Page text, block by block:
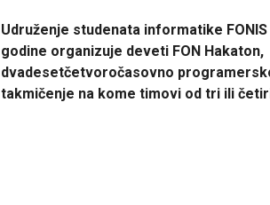
Udruženje studenata informatike
godine organizuje deveti FON Hakaton,
dvadesetčetvoročasovno
takmičenje na kome timovi od tri ili